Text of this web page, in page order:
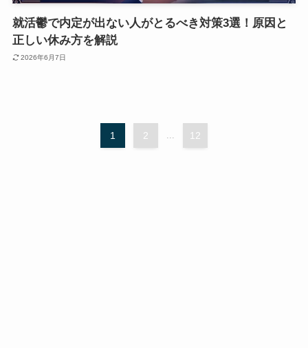
就活鬱で内定が出ない人がとるべき対策3選！原因と
正しい休み方を解説
2026年6月7日
1 2 ... 12